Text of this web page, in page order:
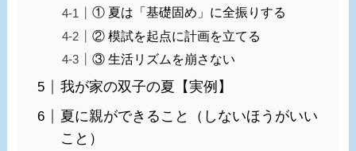
① 夏は「基礎固め」に全振りする
② 模試を起点に計画を立てる
③ 生活リズムを崩さない
我が家の双子の夏【実例】
夏に親ができること（しないほうがいい
こと）